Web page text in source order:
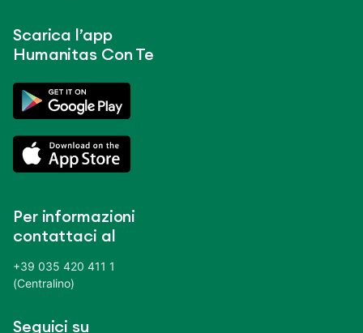
Scarica l’app
Humanitas Con Te
Per informazioni
contattaci al
+39 035 420 411 1
(Centralino)
Seguici su